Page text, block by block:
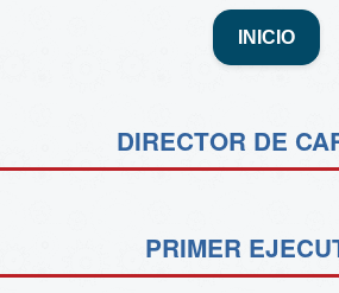
INICIO
DIRECTOR DE
PRIMER